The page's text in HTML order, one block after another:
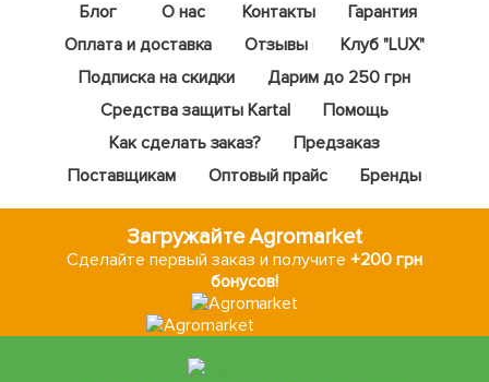
Блог О нас Контакты
Гарантия
Оплата и доставка
Отзывы
Клуб "LUX"
Подписка на скидки
Дарим до 250 грн
Средства защиты Kartal
Помощь
Как сделать заказ?
Предзаказ
Поставщикам
Оптовый прайс Бренды
Загружайте Agromarket
Сделайте первый заказ и получите +200 грн
бонусов!